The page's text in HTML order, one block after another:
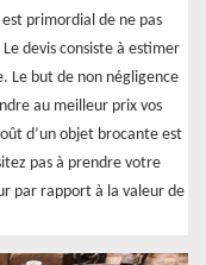
primordial de ne pas
devis consiste à estimer
Le but de non négligence
au meilleur prix vos
d’un objet brocante est
pas à prendre votre
par rapport à la valeur de